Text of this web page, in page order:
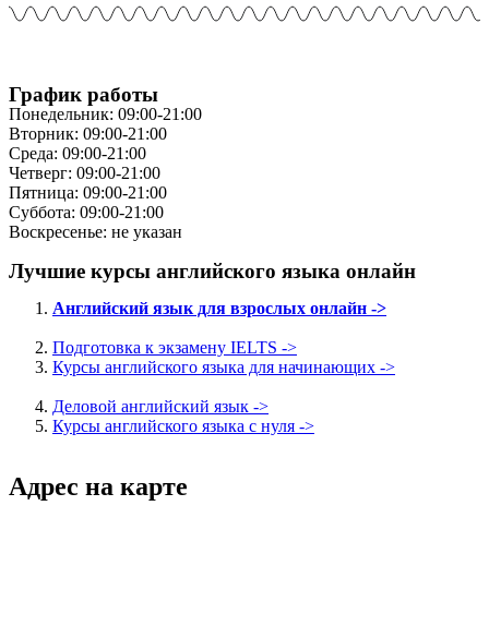
График работы
Понедельник: 09:00-21:00
Вторник: 09:00-21:00
Среда: 09:00-21:00
Четверг: 09:00-21:00
Пятница: 09:00-21:00
Суббота: 09:00-21:00
Воскресенье: не указан
Лучшие курсы английского языка онлайн
Английский язык для взрослых онлайн ->
Подготовка к экзамену IELTS ->
Курсы английского языка для начинающих ->
Деловой английский язык ->
Курсы английского языка с нуля ->
Адрес на карте